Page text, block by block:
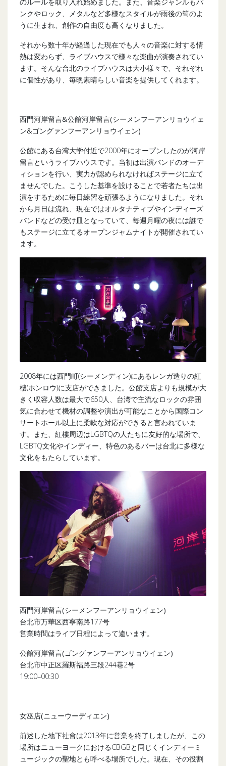
のルールを取り入れ始めました。また、音楽ジャンルもパ
ンクやロック、メタルなど多様なスタイルが雨後の筍のよ
うに生まれ、創作の自由度も高くなりました。
それから数十年が経過した現在でも人々の音楽に対する情
熱は変わらず、ライブハウスで様々な楽曲が演奏されてい
ます。そんな台北のライブハウスは大小様々で、それぞれ
に個性があり、毎晩素晴らしい音楽を提供してくれます。
西門河岸留言&公館河岸留言(シーメンフーアンリョウイェ
ン&ゴングァンフーアンリョウイェン)
公館にある台湾大学付近で2000年にオープンしたのが河岸
留言というライブハウスです。当初は出演バンドのオーデ
ィションを行い、実力が認められなければステージに立て
ませんでした。こうした基準を設けることで若者たちは出
演をするために毎日練習を頑張るようになりました。それ
から月日は流れ、現在ではオルタナティブやインディーズ
バンドなどの受け皿となっていて、毎週月曜の夜には誰で
もステージに立てるオープンジャムナイトが開催されてい
ます。
2008年には西門町(シーメンディン)にあるレンガ造りの紅
樓(ホンロウ)に支店ができました。公館支店よりも規模が大
きく収容人数は最大で650人、台湾で主流なロックの雰囲
気に合わせて機材の調整や演出が可能なことから国際コン
サートホール以上に柔軟な対応ができると言われていま
す。また、紅樓周辺はLGBTQの人たちに友好的な場所で、
LGBTQ文化やインディー、特色のあるバーは台北に多様な
文化をもたらしています。
西門河岸留言(シーメンフーアンリョウイェン)
台北市万華区西寧南路177号
営業時間はライブ日程によって違います。
公館河岸留言(ゴングァンフーアンリョウイェン)
台北市中正区羅斯福路三段244巷2号
19:00–00:30
女巫店(ニューウーディエン)
前述した地下社會は2013年に営業を終了しましたが、この
場所はニューヨークにおけるCBGBと同じくインディーミ
ュージックの聖地とも呼べる場所でした。現在、その役割